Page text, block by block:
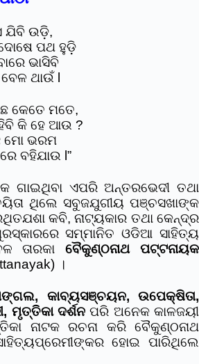
ଯିବି ଉଡ଼ି,
ପଥ ହୁଡ଼ି
ଭାସିବି
ଥାଉଁ l
କେତେ ମତେ,
କି ହେ ଆଉ ?
ମୋ ଭରମ
ବହିଯାଉ l”
ଗାଇଥିବା ଏପରି ଅନ୍ତରଭେଦୀ ତଥା
ଥିଲେ ସବୁଜଯୁଗୀୟ ପଞ୍ଚସଖାଙ୍କ
କବି, ନାଟ୍ୟକାର ତଥା କେନ୍ଦ୍ର
ସମ୍ମାନିତ ଓଡିଆ ସାହିତ୍ୟ
ତାରକାବୈକୁଣ୍ଠନାଥ ପଟ୍ଟନାୟକ
।
କାବ୍ୟସଞ୍ଚୟନ, ଉପେକ୍ଷିତା,
ମୃତ୍ତିକା ଦର୍ଶନ ପରି ଅନେକ କାଳଜୟୀ
ନାଟକ ରଚନା କରି ବୈକୁଣ୍ଠନାଥ
ହୋଇ ପାରିଥିଲେ